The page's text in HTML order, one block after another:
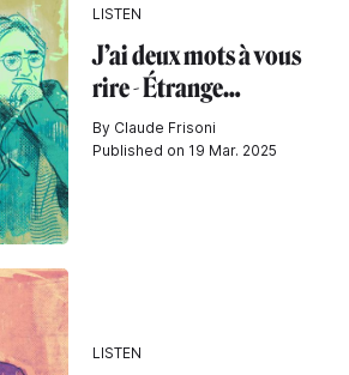
LISTEN
J’ai deux mots à vous
rire - Étrange…
By Claude Frisoni
Published on 19 Mar. 2025
LISTEN